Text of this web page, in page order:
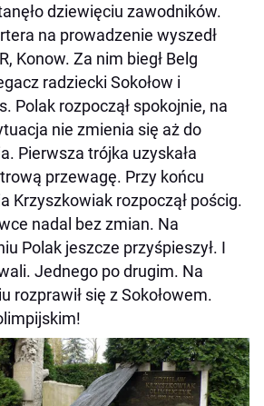
dziewięciu zawodników.
na prowadzenie wyszedł
Konow. Za nim biegł Belg
radziecki Sokołow i
Polak rozpoczął spokojnie, na
nie zmienia się aż do
Pierwsza trójka uzyskała
przewagę. Przy końcu
Krzyszkowiak rozpoczął pościg.
nadal bez zmian. Na
Polak jeszcze przyśpieszył. I
Jednego po drugim. Na
rozprawił się z Sokołowem.